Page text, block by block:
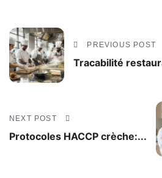
PREVIOUS POST
Tracabilité
NEXT POST
Protocoles HACCP crèche:...